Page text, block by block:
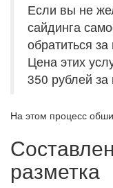
Если вы не
сайдинга
обратиться
Цена этих
350 рублей
На этом процесс
разметка